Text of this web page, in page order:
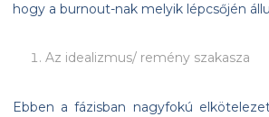
hogy a burnout-nak melyik lépcsőjén
Az idealizmus/ remény szakasza
Ebben a fázisban nagyfokú